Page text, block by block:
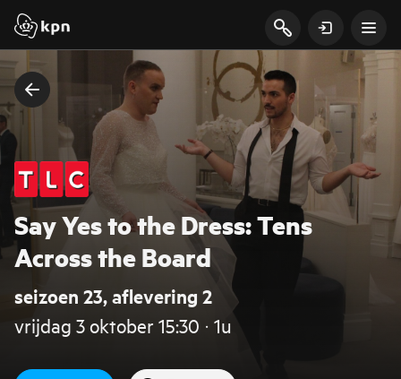
Say Yes to the Dress: Tens
Across the Board
seizoen 23, aflevering 2
vrijdag 3 oktober 15:30 ‧ 1u